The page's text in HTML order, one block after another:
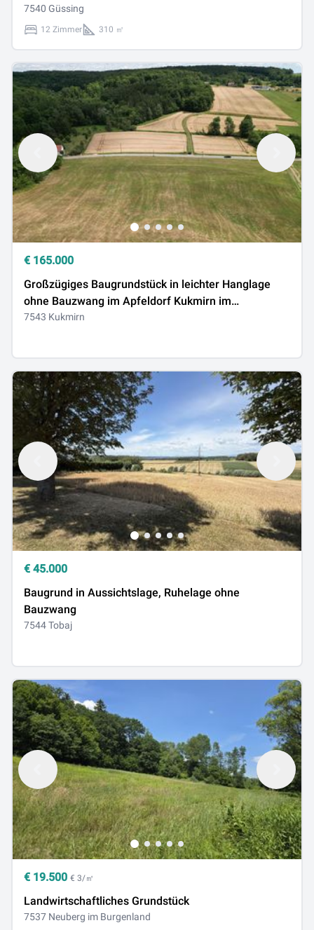
7540 Güssing
12 Zimmer 310 ㎡
€ 165.000
Großzügiges Baugrundstück in leichter Hanglage
ohne Bauzwang im Apfeldorf Kukmirn im
Südburgenland
7543 Kukmirn
€ 45.000
Baugrund in Aussichtslage, Ruhelage ohne
Bauzwang
7544 Tobaj
€ 19.500 € 3/㎡
Landwirtschaftliches Grundstück
7537 Neuberg im Burgenland